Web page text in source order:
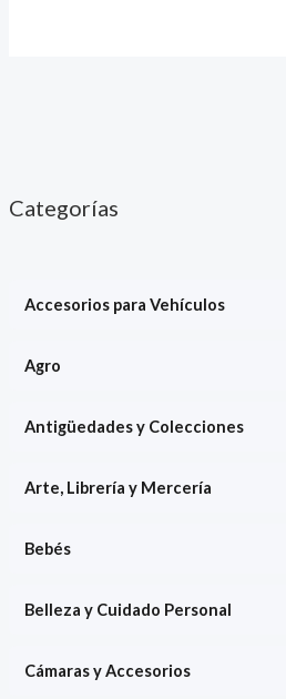
Categorías
Accesorios para Vehículos
Agro
Antigüedades y Colecciones
Arte, Librería y Mercería
Bebés
Belleza y Cuidado Personal
Cámaras y Accesorios